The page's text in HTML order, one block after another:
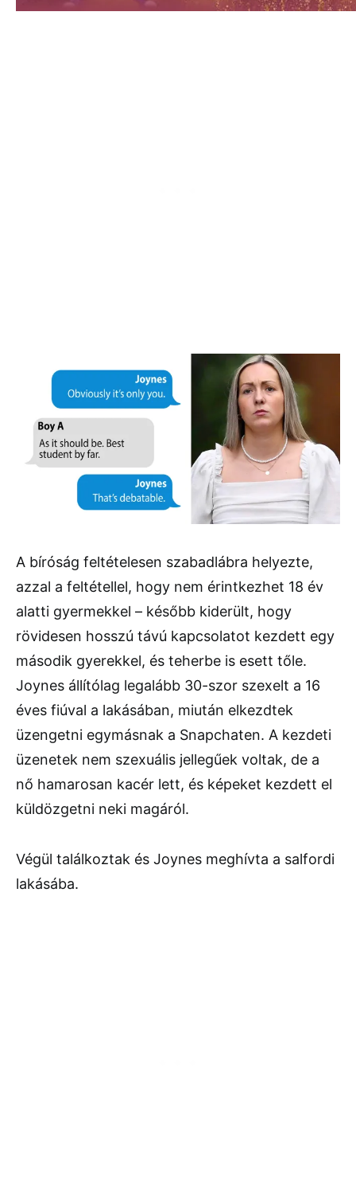
A bíróság feltételesen szabadlábra helyezte,
azzal a feltétellel, hogy nem érintkezhet 18 év
alatti gyermekkel – később kiderült, hogy
rövidesen hosszú távú kapcsolatot kezdett egy
második gyerekkel, és teherbe is esett tőle.
Joynes állítólag legalább 30-szor szexelt a 16
éves fiúval a lakásában, miután elkezdtek
üzengetni egymásnak a Snapchaten. A kezdeti
üzenetek nem szexuális jellegűek voltak, de a
nő hamarosan kacér lett, és képeket kezdett el
küldözgetni neki magáról.
Végül találkoztak és Joynes meghívta a salfordi
lakásába.